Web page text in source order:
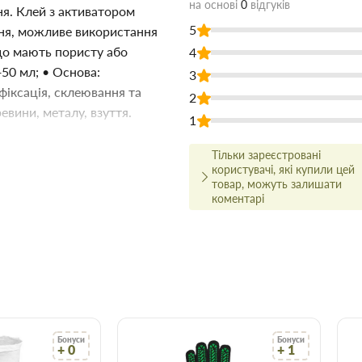
Клей з активатором
можливе використання
мають пористу або
мл; • Основа:
склеювання та
металу, взуття.
для застосування під час
та ремонту в найширшому
відбувається вчасно і точно
на основі 0 відгуків
5
4
3
2
1
Тільки зареєстровані
користувачі, які купили цей
товар, можуть залишати
коментарі
Бонуси
+ 0
Бонуси
+ 1